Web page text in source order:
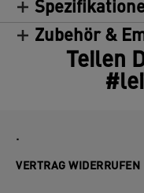
Zubehör &
Teilen
.
VERTRAG WIDERRUFEN